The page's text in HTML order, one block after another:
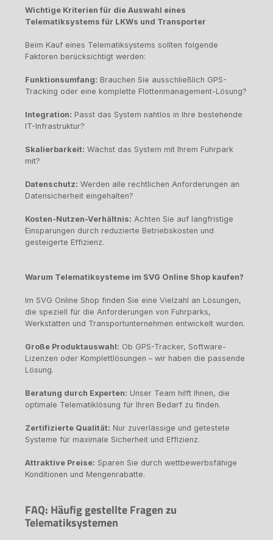
Wichtige Kriterien für die Auswahl eines
Telematiksystems für LKWs und Transporter
Beim Kauf eines Telematiksystems sollten folgende
Faktoren berücksichtigt werden:
Funktionsumfang: Brauchen Sie ausschließlich GPS-
Tracking oder eine komplette Flottenmanagement-Lösung?
Integration: Passt das System nahtlos in Ihre bestehende
IT-Infrastruktur?
Skalierbarkeit: Wächst das System mit Ihrem Fuhrpark
mit?
Datenschutz: Werden alle rechtlichen Anforderungen an
Datensicherheit eingehalten?
Kosten-Nutzen-Verhältnis: Achten Sie auf langfristige
Einsparungen durch reduzierte Betriebskosten und
gesteigerte Effizienz.
Warum Telematiksysteme im SVG Online Shop kaufen?
Im SVG Online Shop finden Sie eine Vielzahl an Lösungen,
die speziell für die Anforderungen von Fuhrparks,
Werkstätten und Transportunternehmen entwickelt wurden.
Große Produktauswahl: Ob GPS-Tracker, Software-
Lizenzen oder Komplettlösungen – wir haben die passende
Lösung.
Beratung durch Experten: Unser Team hilft Ihnen, die
optimale Telematiklösung für Ihren Bedarf zu finden.
Zertifizierte Qualität: Nur zuverlässige und getestete
Systeme für maximale Sicherheit und Effizienz.
Attraktive Preise: Sparen Sie durch wettbewerbsfähige
Konditionen und Mengenrabatte.
FAQ: Häufig gestellte Fragen zu
Telematiksystemen